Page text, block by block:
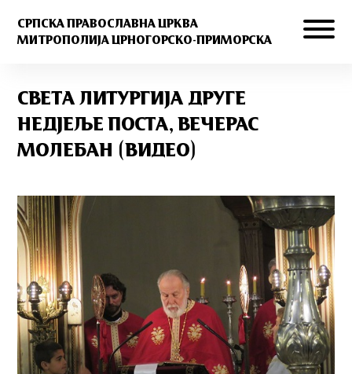
СРПСКА ПРАВОСЛАВНА ЦРКВА
МИТРОПОЛИЈА ЦРНОГОРСКО-ПРИМОРСКА
СВЕТА ЛИТУРГИЈА ДРУГЕ
НЕДЈЕЉЕ ПОСТА, ВЕЧЕРАС
МОЛЕБАН (ВИДЕО)